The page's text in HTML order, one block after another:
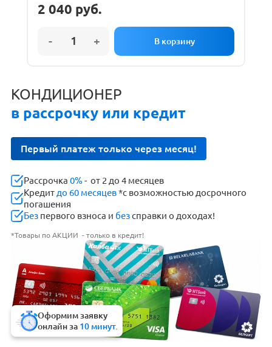
2 040 руб.
КОНДИЦИОНЕР
в рассрочку или кредит
Первый платеж только через месяц!
Рассрочка0% - от 2 до 4 месяцев
Кредит до 60 месяцев*с возможностью досрочного
погашения
Без первого взноса и безсправки о доходах!
*Товары по АКЦИИ - только в кредит!
Оформим заявку
онлайн за 10 минут.